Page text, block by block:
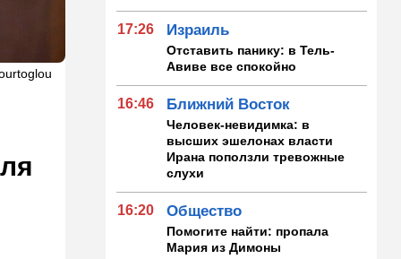
17:26 Израиль
Отставить панику: в Тель-
Авиве все спокойно
16:46 Ближний Восток
Человек-невидимка: в
высших эшелонах власти
Ирана поползли тревожные
слухи
16:20 Общество
Помогите найти: пропала
Мария из Димоны